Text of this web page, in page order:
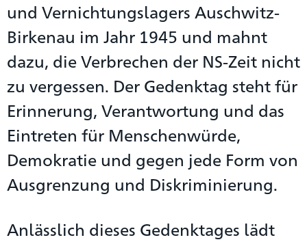
und Vernichtungslagers Auschwitz-
Birkenau im Jahr 1945 und mahnt
dazu, die Verbrechen der NS-Zeit nicht
zu vergessen. Der Gedenktag steht für
Erinnerung, Verantwortung und das
Eintreten für Menschenwürde,
Demokratie und gegen jede Form von
Ausgrenzung und Diskriminierung.
Anlässlich dieses Gedenktages lädt